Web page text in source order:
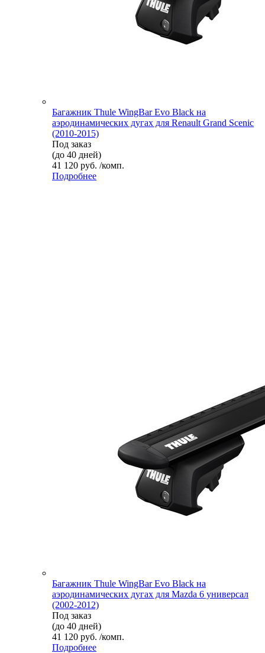
Багажник Thule WingBar Evo Black на
аэродинамических дугах для Renault Grand Scenic
(2010-2015)
Под заказ
(до 40 дней)
41 120 руб. /комп.
Подробнее
Багажник Thule WingBar Evo Black на
аэродинамических дугах для Mazda 6 универсал
(2002-2012)
Под заказ
(до 40 дней)
41 120 руб. /комп.
Подробнее